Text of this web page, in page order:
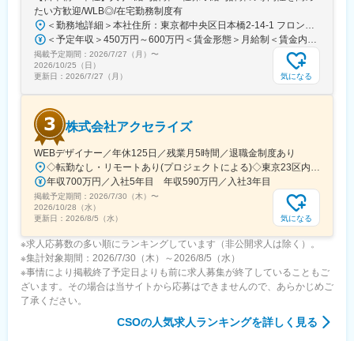
・転勤時の引越し費用負担
・単身赴任手当／帰省補助
■当社の特徴
研修終了後は各製薬メーカーのプロジェクトに配属される『コン
クラクトMR』。配属期間は平均2～3年程。
新薬案件を中心にプロジェクトが豊富にあり、成長機会が広がり
ます。
■豊富なキャリアパス
がんや希少疾患の医薬品担当など専門性を深めるキャリアや、マ
ネジメント・人材育成など多様なキャリアパスが可能。実際に社
内でキャリアチェンジして活躍している社員も多数います。
変更の範囲：会社の定める業務
たい方歓迎/WLB◎/在宅勤務制度有
＜勤務地詳細＞本社住所：東京都中央区日本橋2-14-1 フロントプレイス日本橋勤務地最寄駅：各線／日本橋駅受動喫煙対策：敷地内喫煙可能場所あり変更の範囲：会社の定める事業所
＜予定年収＞450万円～600万円＜賃金形態＞月給制＜賃金内訳＞月額（基本給）：243,000円～330,300円固定残業手当/月：57,000円～77,700円（固定残業時間30時間0分/月）超過した時間外労働の残業手当は追加支給＜月給＞300,000円～408,000円（一律手当を含む）＜昇給有無＞有＜残業手当＞有＜給与補足＞※上記金額にスキル・ご経験に応じて加算する可能性がございます※給与詳細は、経験・スキルを考慮した上で決定。■昇給：年1回（4月）賃金はあくまでも目安の金額であり、選考を通じて上下する可能性があります。月給(月額)は固定手当を含めた表記です。
掲載予定期間： 2026/7/27（月） 〜
2026/10/25（日）
更新日： 2026/7/27（月） 気になる
株式会社アクセライズ
WEBデザイナー／年休125日／残業月5時間／退職金制度あり
◇転勤なし・リモートあり(プロジェクトによる)◇東京23区内を中心としたプロジェクト先▽勤務エリア・東京都内を中心とした一都三県・東京23区内のプロジェクトが中心・プロジェクトによりリモートワークあり・千葉、埼玉、神奈川にも案件あり。強制はなし。■東京本社／東京都千代田区神田小川町1-5-1 神田御幸ビル8F
年収700万円／入社5年目 年収590万円／入社3年目
掲載予定期間： 2026/7/30（木） 〜
2026/10/28（水）
更新日： 2026/8/5（水） 気になる
※求人応募数の多い順にランキングしています（非公開求人は除く）。
※集計対象期間：2026/7/30（木）～2026/8/5（水）
※事情により掲載終了予定日よりも前に求人募集が終了していることもご
ざいます。その場合は当サイトから応募はできませんので、あらかじめご
了承ください。
CSOの人気求人ランキングを詳しく見る